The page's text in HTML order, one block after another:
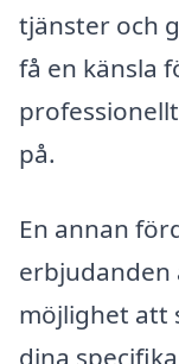
tjänster och
få en känsla
på.
En annan
erbjudanden
möjlighet att
dina